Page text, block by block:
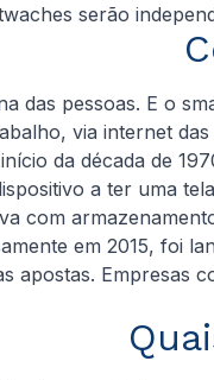
serão
das pessoas. E o
via internet das
da década de
a ter uma
com
em 2015, foi
apostas. Empresas